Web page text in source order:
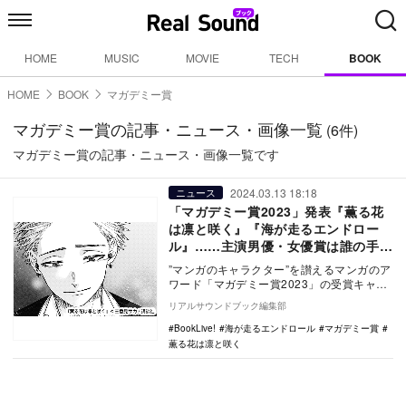
HOME MUSIC MOVIE TECH BOOK
HOME BOOK マガデミー賞
マガデミー賞の記事・ニュース・画像一覧 (6件)
マガデミー賞の記事・ニュース・画像一覧です
ニュース 2024.03.13 18:18
「マガデミー賞2023」発表『薫る花
は凛と咲く』『海が走るエンドロー
ル』……主演男優・女優賞は誰の手
に？
”マンガのキャラクター”を讃えるマンガのア
ワード「マガデミー賞2023」の受賞キャラ
クター・作品が、株式会社BookLiveから…
リアルサウンドブック編集部
BookLive!
海が走るエンドロール
マガデミー賞
薫る花は凛と咲く